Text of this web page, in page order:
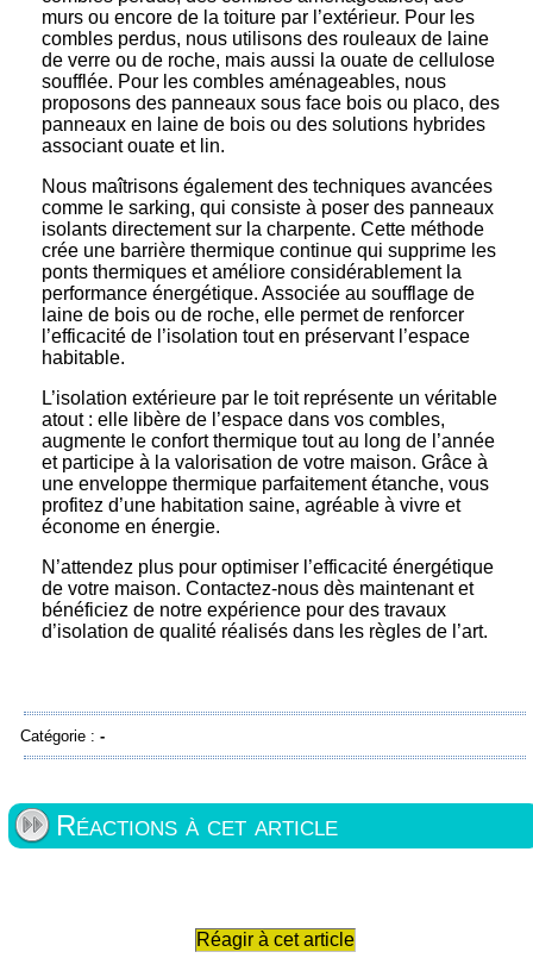
murs ou encore de la toiture par l’extérieur. Pour les
combles perdus, nous utilisons des rouleaux de laine
de verre ou de roche, mais aussi la ouate de cellulose
soufflée. Pour les combles aménageables, nous
proposons des panneaux sous face bois ou placo, des
panneaux en laine de bois ou des solutions hybrides
associant ouate et lin.
Nous maîtrisons également des techniques avancées
comme le sarking, qui consiste à poser des panneaux
isolants directement sur la charpente. Cette méthode
crée une barrière thermique continue qui supprime les
ponts thermiques et améliore considérablement la
performance énergétique. Associée au soufflage de
laine de bois ou de roche, elle permet de renforcer
l’efficacité de l’isolation tout en préservant l’espace
habitable.
L’isolation extérieure par le toit représente un véritable
atout : elle libère de l’espace dans vos combles,
augmente le confort thermique tout au long de l’année
et participe à la valorisation de votre maison. Grâce à
une enveloppe thermique parfaitement étanche, vous
profitez d’une habitation saine, agréable à vivre et
économe en énergie.
N’attendez plus pour optimiser l’efficacité énergétique
de votre maison. Contactez-nous dès maintenant et
bénéficiez de notre expérience pour des travaux
d’isolation de qualité réalisés dans les règles de l’art.
Catégorie : -
Réactions à cet article
Réagir à cet article